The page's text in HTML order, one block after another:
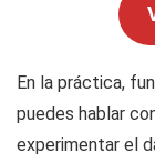
En la práctica,
puedes hablar
experimentar el